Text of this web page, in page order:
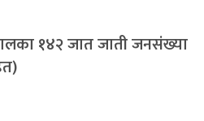
१४२ जात जाती जनसंख्या